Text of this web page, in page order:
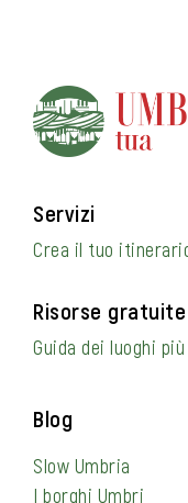
Servizi
Crea il tuo
Risorse gratuite
Guida dei luoghi
Blog
Slow Umbria
I borghi Umbri